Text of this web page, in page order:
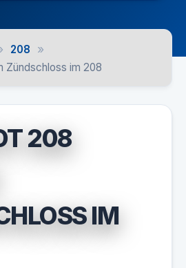
208 »
Zündschloss im 208
208
IM